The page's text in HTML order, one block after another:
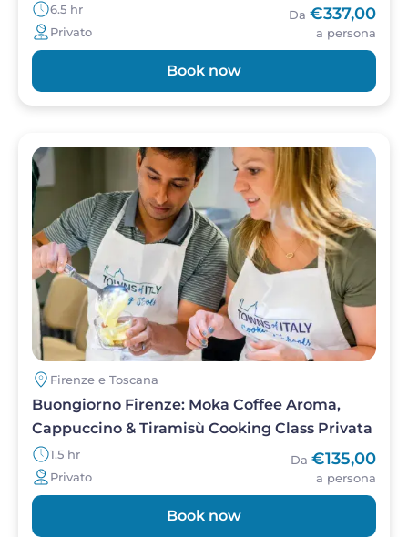
6.5 hr
Privato
Da €337,00
a persona
Book now
Image
Firenze e Toscana
Buongiorno Firenze: Moka Coffee Aroma,
Cappuccino & Tiramisù Cooking Class Privata
1.5 hr
Privato
Da €135,00
a persona
Book now